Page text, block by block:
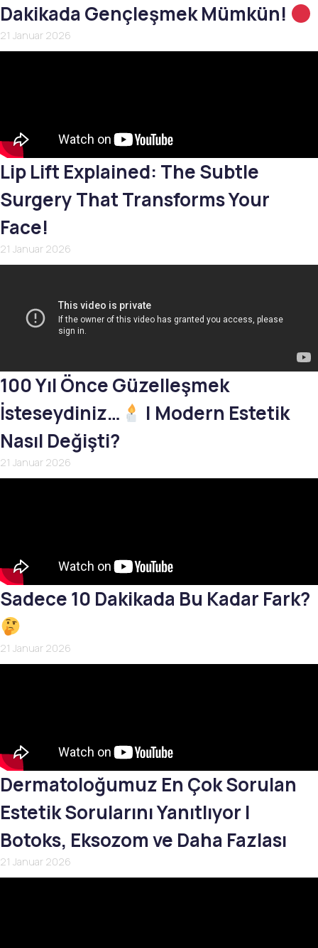
Dakikada Gençleşmek Mümkün!
21 Januar 2026
Lip Lift Explained: The Subtle
Surgery That Transforms Your
Face!
21 Januar 2026
100 Yıl Önce Güzelleşmek
İsteseydiniz…
| Modern Estetik
Nasıl Değişti?
21 Januar 2026
Sadece 10 Dakikada Bu Kadar Fark?
21 Januar 2026
Dermatoloğumuz En Çok Sorulan
Estetik Sorularını Yanıtlıyor |
Botoks, Eksozom ve Daha Fazlası
21 Januar 2026